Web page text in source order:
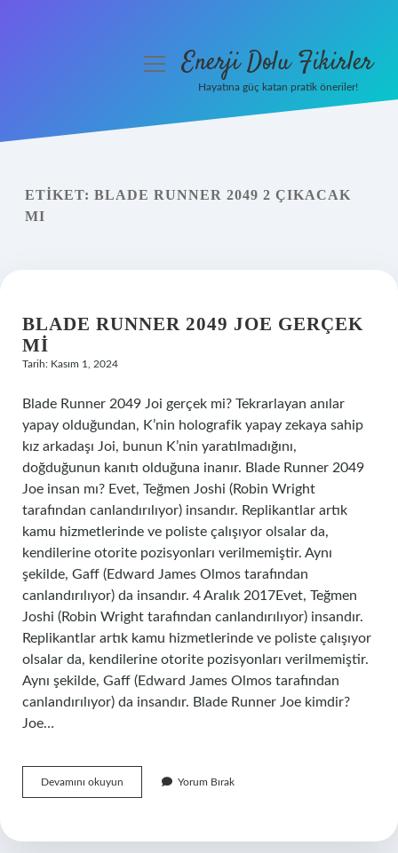
Yasal Uyarı
menüyüEnerji Dolu Fikirler
Hayatına güç katan pratik öneriler!
ETIKET: BLADE RUNNER 2049 2 ÇIKACAK
MI
BLADE RUNNER 2049 JOE GERÇEK
MI
Tarih: Kasım 1, 2024
Blade Runner 2049 Joi gerçek mi? Tekrarlayan anılar
yapay olduğundan, K’nin holografik yapay zekaya sahip
kız arkadaşı Joi, bunun K’nin yaratılmadığını,
doğduğunun kanıtı olduğuna inanır. Blade Runner 2049
Joe insan mı? Evet, Teğmen Joshi (Robin Wright
tarafından canlandırılıyor) insandır. Replikantlar artık
kamu hizmetlerinde ve poliste çalışıyor olsalar da,
kendilerine otorite pozisyonları verilmemiştir. Aynı
şekilde, Gaff (Edward James Olmos tarafından
canlandırılıyor) da insandır. 4 Aralık 2017Evet, Teğmen
Joshi (Robin Wright tarafından canlandırılıyor) insandır.
Replikantlar artık kamu hizmetlerinde ve poliste çalışıyor
olsalar da, kendilerine otorite pozisyonları verilmemiştir.
Aynı şekilde, Gaff (Edward James Olmos tarafından
canlandırılıyor) da insandır. Blade Runner Joe kimdir?
Joe…
Devamını okuyun
Runner
Gerçek
Yorum Bırak